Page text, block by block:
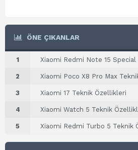
ÖNE ÇIKANLAR
1 Xiaomi Redmi Note 15
2 Xiaomi Poco X8 Pro Max
3 Xiaomi 17 Teknik Özellikleri
4 Xiaomi Watch 5 Teknik
5 Xiaomi Redmi Turbo 5 Teknik